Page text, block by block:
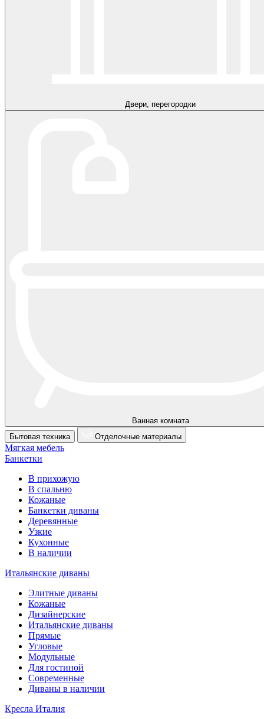
Двери, перегородки
Ванная комната
Бытовая техника
Отделочные материалы
Мягкая мебель
Банкетки
В прихожую
В спальню
Кожаные
Банкетки диваны
Деревянные
Узкие
Кухонные
В наличии
Итальянские диваны
Элитные диваны
Кожаные
Дизайнерские
Итальянские диваны
Прямые
Угловые
Модульные
Для гостиной
Современные
Диваны в наличии
Кресла Италия